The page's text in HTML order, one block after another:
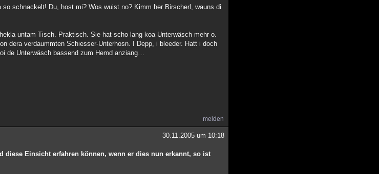
schnackelt! Du, host mi? Wos wuist no? Kimm her Birscherl, wauns di
untam Tisch. Praktisch. Sie hat scho lang koa Unterwäsch mehr o.
dera verdaummten Schiesser-Unterhosn. I Depp, i bleeder. Hatt i doch
de Unterwäsch bassend zum Hemd anziang…
melden
30.11.2005 um 10:18
diese Einsicht erfahren können, wenn er dies nun erkannt, so ist